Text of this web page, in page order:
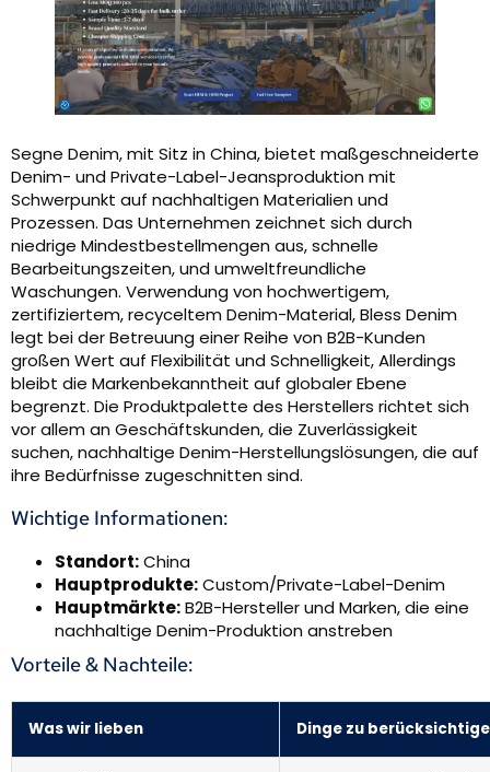
Segne Denim, mit Sitz in China, bietet maßgeschneiderte
Denim- und Private-Label-Jeansproduktion mit
Schwerpunkt auf nachhaltigen Materialien und
Prozessen. Das Unternehmen zeichnet sich durch
niedrige Mindestbestellmengen aus, schnelle
Bearbeitungszeiten, und umweltfreundliche
Waschungen. Verwendung von hochwertigem,
zertifiziertem, recyceltem Denim-Material, Bless Denim
legt bei der Betreuung einer Reihe von B2B-Kunden
großen Wert auf Flexibilität und Schnelligkeit, Allerdings
bleibt die Markenbekanntheit auf globaler Ebene
begrenzt. Die Produktpalette des Herstellers richtet sich
vor allem an Geschäftskunden, die Zuverlässigkeit
suchen, nachhaltige Denim-Herstellungslösungen, die auf
ihre Bedürfnisse zugeschnitten sind.
Wichtige Informationen:
Standort:China
Hauptprodukte:Custom/Private-Label-Denim
Hauptmärkte:B2B-Hersteller und Marken, die eine
nachhaltige Denim-Produktion anstreben
Vorteile & Nachteile:
Was wir lieben Dinge zu